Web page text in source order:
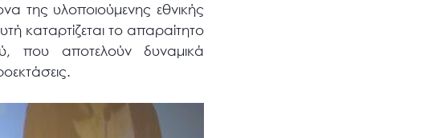
της υλοποιούμενης εθνικής
καταρτίζεται το απαραίτητο
που αποτελούν δυναμικά